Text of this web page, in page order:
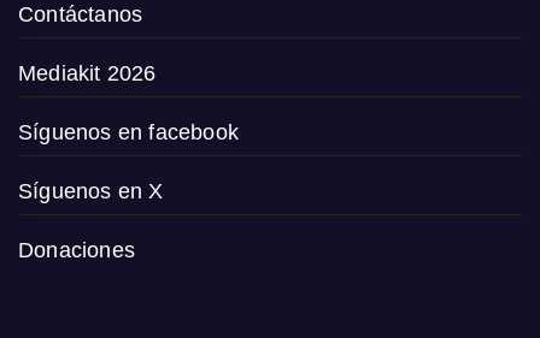
Contáctanos
Mediakit 2026
Síguenos en facebook
Síguenos en X
Donaciones